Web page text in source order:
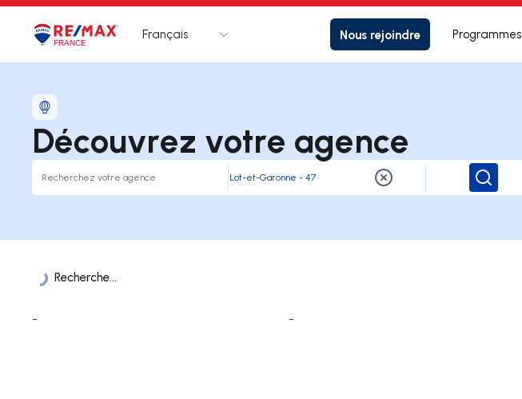
LogoAller à la page d’accueil
Français Nous rejoindre Programmes
Découvrez votre agence
Recherche...
Liste des Agences
- -